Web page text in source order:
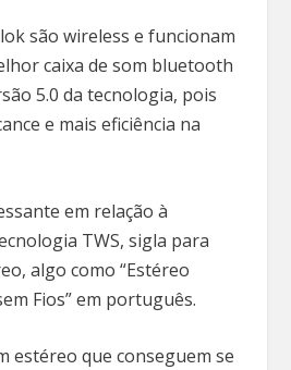
são wireless e funcionam
caixa de som bluetooth
5.0 da tecnologia, pois
e mais eficiência na
em relação à
TWS, sigla para
algo como “Estéreo
Fios” em português.
estéreo que conseguem se